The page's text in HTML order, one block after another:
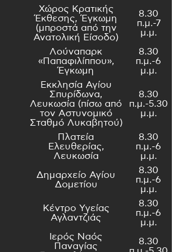
Χώρος Κρατικής
Έκθεσης, Έγκωμη
(μπροστά από την
Ανατολική Είσοδο)
8.30
π.μ.-7
μ.μ.
Λούναπαρκ
«Παπαφιλίππου»,
Έγκωμη
8.30
π.μ.-6
μ.μ.
Εκκλησία Αγίου
Σπυρίδωνα,
Λευκωσία (πίσω από
τον Αστυνομικό
Σταθμό Λυκαβητού)
8.30
π.μ.-5.30
μ.μ.
Πλατεία
Ελευθερίας,
Λευκωσία
8.30
π.μ.-6
μ.μ.
Δημαρχείο Αγίου
Δομετίου
8.30
π.μ.-6
μ.μ.
Κέντρο Υγείας
Αγλαντζιάς
8.30
π.μ.-6
μ.μ.
Ιερός Ναός
Παναγίας
8.30